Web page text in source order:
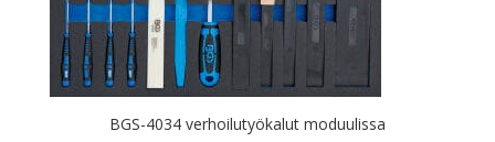
BGS-4034 verhoilutyökalut moduulissa